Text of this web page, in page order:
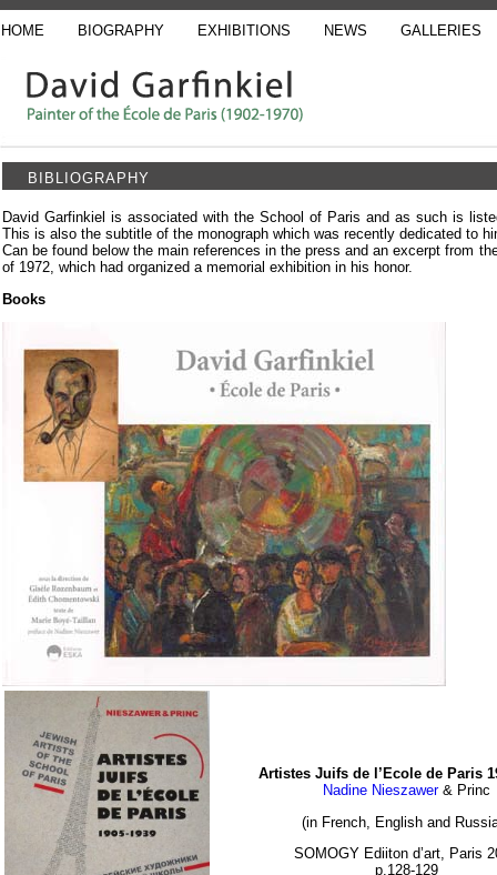
HOME BIOGRAPHY EXHIBITIONS NEWS GALLERIES
BIBLIOGRAPHY
David Garfinkiel is associated with the School of Paris and as such is
This is also the subtitle of the monograph which was recently dedicated to
Can be found below the main references in the press and an excerpt from
of 1972, which had organized a memorial exhibition in his honor.
Books
Artistes Juifs de l’Ecole de Paris
Nadine Nieszawer& Princ
(in French, English and
SOMOGY Ediiton d’art, Paris
p.128-129